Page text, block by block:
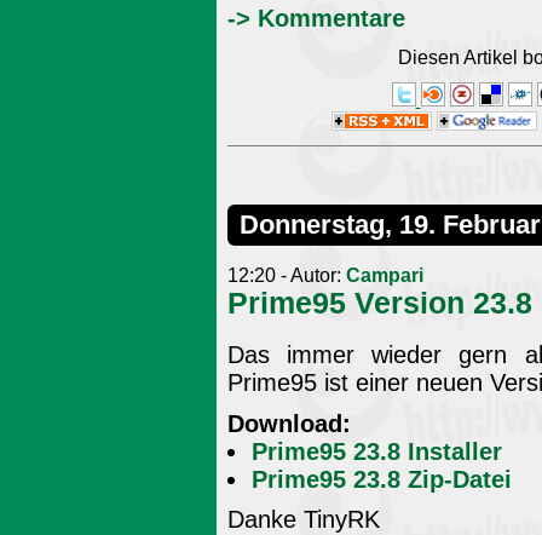
-> Kommentare
Diesen Artikel
Donnerstag, 19.
12:20 - Autor: Campari
Prime95 Version 23.8
Das immer wieder gern
Prime95 ist einer neuen
Download:
Prime95 23.8 Installer
Prime95 23.8 Zip-Datei
Danke TinyRK